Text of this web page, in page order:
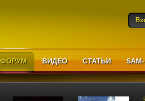
ФОРУМ ВИДЕО СТАТЬИ